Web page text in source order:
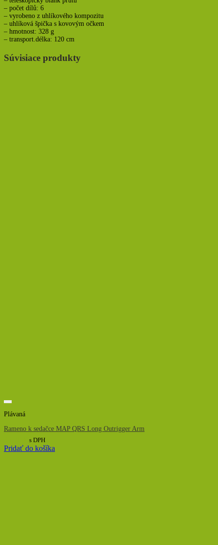
– počet dílů: 6
– vyrobeno z uhlíkového kompozitu
– uhlíková špička s kovovým očkem
– hmotnost: 328 g
– transport.délka: 120 cm
Súvisiace produkty
Plávaná
Rameno k sedačce MAP QRS Long Outrigger Arm
s DPH
Pridať do košíka